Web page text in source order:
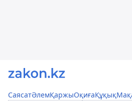
СаясатӘлемҚаржыОқиғаҚұқық